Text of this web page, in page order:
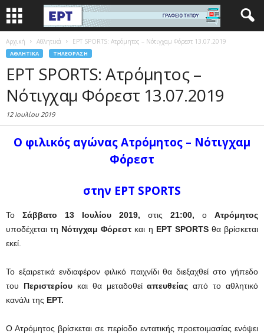
Αρχική Αθλητικά ΕΡΤ SPORTS: Ατρόμητος – Νότιγχαμ Φόρεστ 13.07.2019
ΑΘΛΗΤΙΚΆ ΤΗΛΕΌΡΑΣΗ
ΕΡΤ SPORTS: Ατρόμητος –
Νότιγχαμ Φόρεστ 13.07.2019
12 Ιουλίου 2019
Ο φιλικός αγώνας Ατρόμητος – Νότιγχαμ
Φόρεστ
στην ΕΡΤ SPORTS
Το Σάββατο 13 Ιουλίου 2019, στις 21:00, ο Ατρόμητος
υποδέχεται τη Νότιγχαμ Φόρεστ και η ΕΡΤ SPORTSθα βρίσκεται
εκεί.
Το εξαιρετικά ενδιαφέρον φιλικό παιχνίδι θα διεξαχθεί στο γήπεδο
του Περιστερίουκαι θα μεταδοθείαπευθείας από το αθλητικό
κανάλι της ΕΡΤ.
Ο Ατρόμητος βρίσκεται σε περίοδο εντατικής προετοιμασίας ενόψει